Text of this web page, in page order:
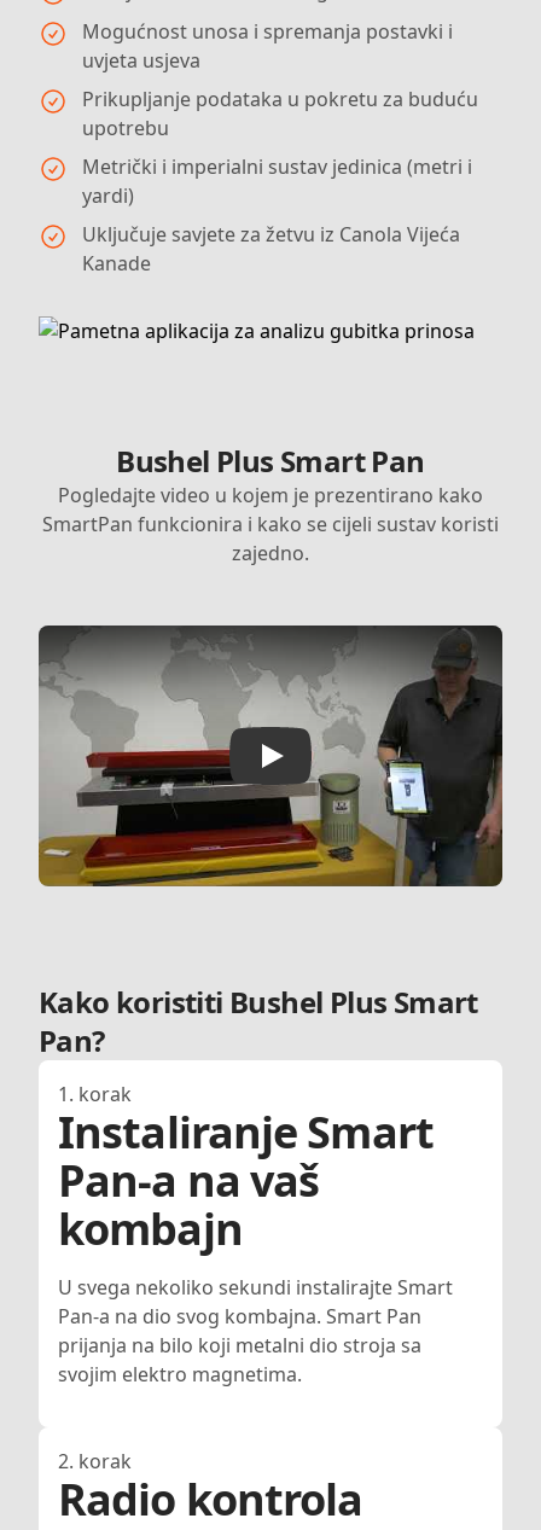
Mogućnost unosa i spremanja postavki i
uvjeta usjeva
Prikupljanje podataka u pokretu za buduću
upotrebu
Metrički i imperialni sustav jedinica (metri i
yardi)
Uključuje savjete za žetvu iz Canola Vijeća
Kanade
Bushel Plus Smart Pan
Pogledajte video u kojem je prezentirano kako
SmartPan funkcionira i kako se cijeli sustav koristi
zajedno.
Play
Kako koristiti Bushel Plus Smart
Pan?
1. korak
Instaliranje Smart
Pan-a na vaš
kombajn
U svega nekoliko sekundi instalirajte Smart
Pan-a na dio svog kombajna. Smart Pan
prijanja na bilo koji metalni dio stroja sa
svojim elektro magnetima.
2. korak
Radio kontrola